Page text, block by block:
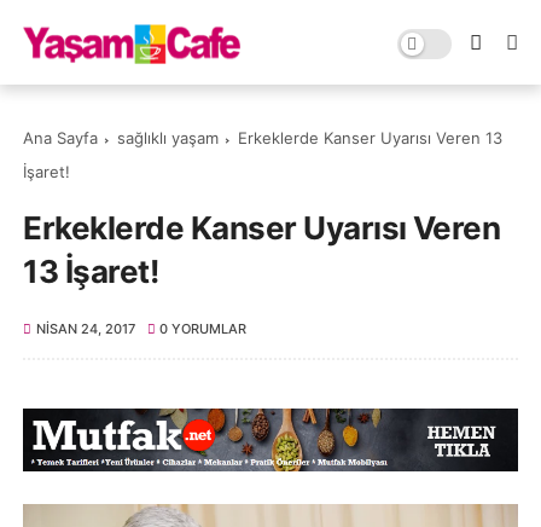
Ana Sayfa sağlıklı yaşam
Erkeklerde Kanser Uyarısı Veren 13
İşaret!
Erkeklerde Kanser Uyarısı Veren
13 İşaret!
NISAN 24, 2017 0 YORUMLAR